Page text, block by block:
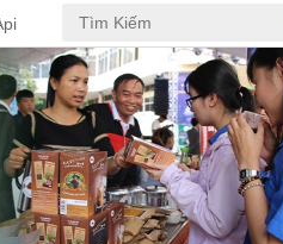
Những sáng tạo độc đáo từ “cây nhà
lá vườn”
Gam màu sáng trong bức tranh khởi
nghiệp đổi mới sáng tạo